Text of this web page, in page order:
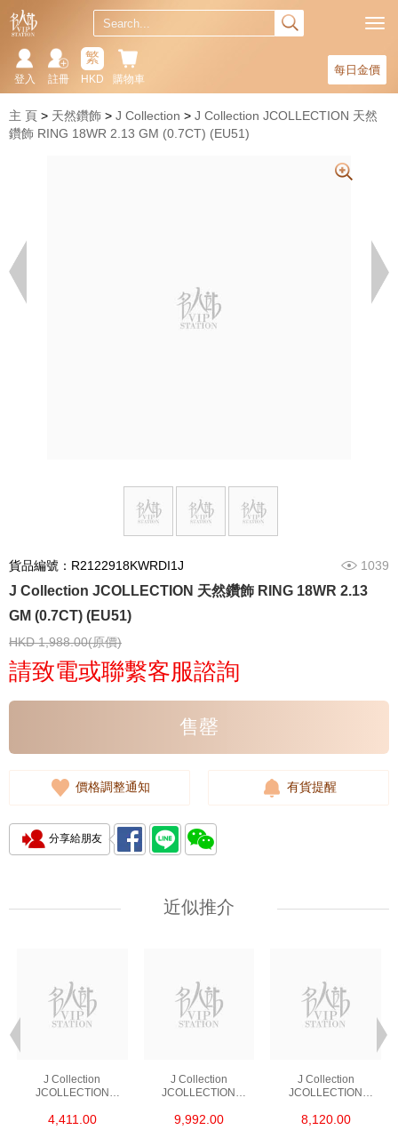
每日金價
購物車
繁
HKD
註冊
登入
主 頁 天然鑽飾 J Collection
J Collection JCOLLECTION 天然
鑽飾 RING 18WR 2.13 GM (0.7CT) (EU51)
貨品編號：R2122918KWRDI1J 1039
J Collection JCOLLECTION 天然鑽飾 RING 18WR 2.13
GM (0.7CT) (EU51)
HKD 1,988.00(原價)
請致電或聯繫客服諮詢
售罄
價格調整通知 有貨提醒
分享給朋友
近似推介
J Collection
JCOLLECTION
RDDI 0.48 CT18KR
4,411.00
J Collection
JCOLLECTION
RDDI 1.34 CT18KW
9,992.00
J Collection
JCOLLECTION
W/DIAMOND 7
8,120.00